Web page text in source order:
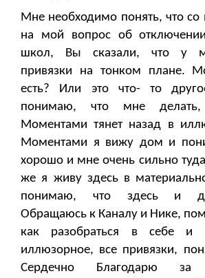
Мне необходимо понять, что со
на мой вопрос об
школ, Вы сказали, что у
привязки на тонком плане.
есть? Или это что- то
понимаю, что мне
Моментами тянет назад в
Моментами я вижу дом и
хорошо и мне очень сильно
же я живу здесь в
понимаю, что здесь и
Обращаюсь к Каналу и Нике,
как разобраться в себе и
иллюзорное, все привязки,
Сердечно Благодарю